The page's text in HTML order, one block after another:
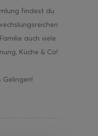
findest du
auch viele
Küche & Co!